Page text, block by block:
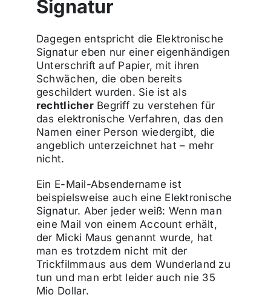
Signatur
Dagegen entspricht die Elektronische
Signatur eben nur einer eigenhändigen
Unterschrift auf Papier, mit ihren
Schwächen, die oben bereits
geschildert wurden. Sie ist als
rechtlicherBegriff zu verstehen für
das elektronische Verfahren, das den
Namen einer Person wiedergibt, die
angeblich unterzeichnet hat – mehr
nicht.
Ein E-Mail-Absendername ist
beispielsweise auch eine Elektronische
Signatur. Aber jeder weiß: Wenn man
eine Mail von einem Account erhält,
der Micki Maus genannt wurde, hat
man es trotzdem nicht mit der
Trickfilmmaus aus dem Wunderland zu
tun und man erbt leider auch nie 35
Mio Dollar.